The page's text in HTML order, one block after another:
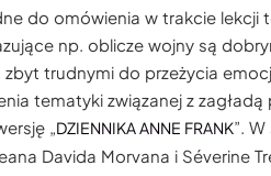
do omówienia w trakcie lekcji
np. oblicze wojny są
trudnymi do przeżycia
tematyki związanej z
„DZIENNIKA ANNE FRANK”.
Davida Morvana i Séverine